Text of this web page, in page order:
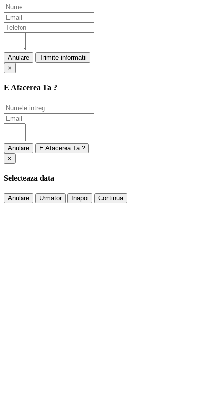
Anulare
×
E Afacerea Ta ?
Anulare
×
Selecteaza data
Anulare